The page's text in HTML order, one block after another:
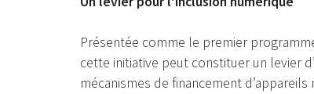
Présentée comme le premier
cette initiative peut constituer un levier
mécanismes de financement